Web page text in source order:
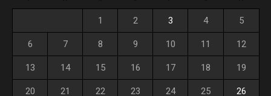
1 2 3 4 5
6 7 8 9 10 11 12
13 14 15 16 17 18 19
20 21 22 23 24 25 26